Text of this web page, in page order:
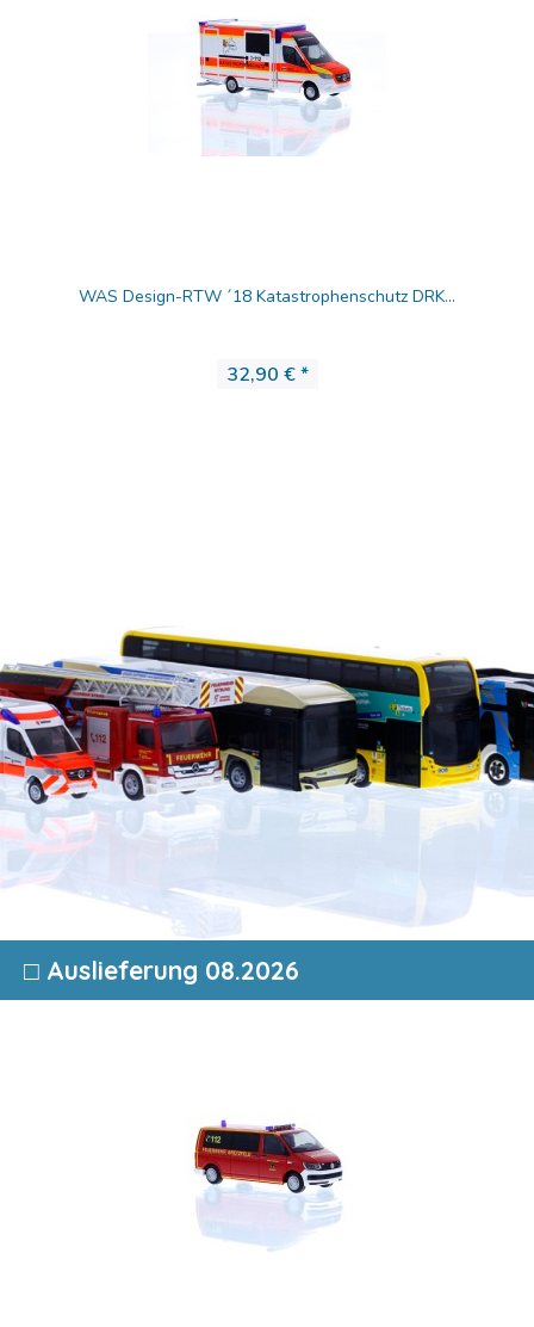
WAS Design-RTW ´18 Katastrophenschutz DRK...
32,90 € *
□ Auslieferung 08.2026